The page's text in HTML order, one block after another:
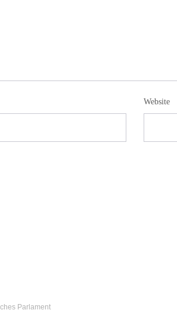
Website
Parlament